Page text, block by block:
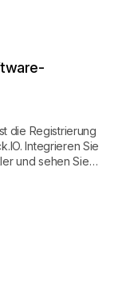
die Registrierung
Integrieren Sie
und sehen Sie
dieser Liste